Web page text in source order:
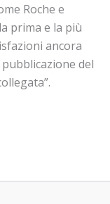
Roche e
prima e la più
ancora
del